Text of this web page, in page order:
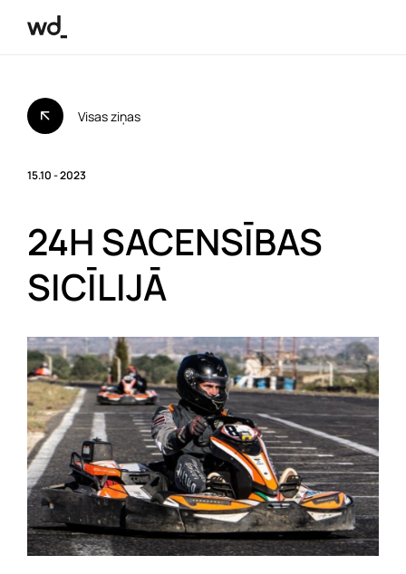
Visas ziņas
15.10 - 2023
24H SACENSĪBAS
SICĪLIJĀ